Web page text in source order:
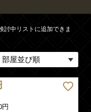
討中リストに追加できま
円